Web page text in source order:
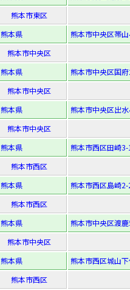
熊本市東区
熊本県
熊本市中央区帯
熊本市中央区
熊本県
熊本市中央区国
熊本市中央区
熊本県
熊本市中央区出
熊本市中央区
熊本県
熊本市西区田崎
熊本市西区
熊本県
熊本市西区島崎
熊本市西区
熊本県
熊本市中央区渡
熊本市中央区
熊本県
熊本市西区城山
熊本市西区